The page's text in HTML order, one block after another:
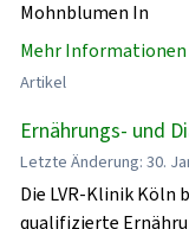
Mohnblumen In
Mehr Informationen
Artikel
Ernährungs- und
Letzte Änderung: 30.
Die LVR-Klinik Köln
qualifizierte